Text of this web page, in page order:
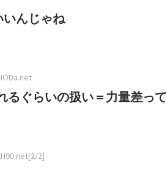
んじゃね
るぐらいの扱い＝力量差って
2]